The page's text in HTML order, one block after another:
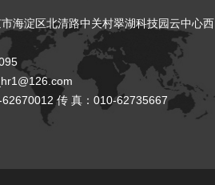
넶 506
海淀区北清路中关村翠湖科技园云中心西
传 真：010-62735667